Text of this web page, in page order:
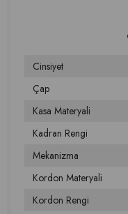
Cinsiyet
Çap
Kasa Materyali
Kadran Rengi
Mekanizma
Kordon Materyali
Kordon Rengi